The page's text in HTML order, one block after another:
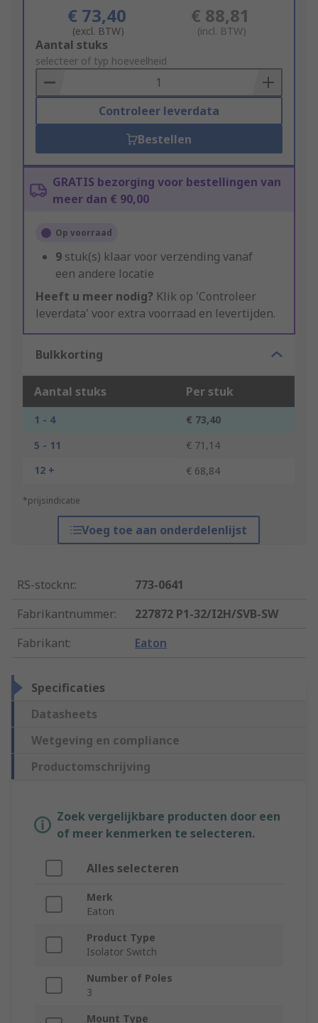
€ 73,40
(excl. BTW)
€ 88,81
(incl. BTW)
Add
to
Basket
Aantal stuks
selecteer of typ hoeveelheid
Controleer leverdata
Bestellen
GRATIS bezorging voor bestellingen van
meer dan € 90,00
Op voorraad
9 stuk(s) klaar voor verzending vanaf
een andere locatie
Heeft u meer nodig? Klik op 'Controleer
leverdata' voor extra voorraad en levertijden.
Bulkkorting
Aantal stuks Per stuk
1 - 4
€ 73,40
5 - 11
€ 71,14
12 +
€ 68,84
*prijsindicatie
Voeg toe aan onderdelenlijst
RS-stocknr.:
773-0641
Fabrikantnummer:
227872 P1-32/I2H/SVB-SW
Fabrikant: Eaton
Specificaties
Datasheets
Wetgeving en compliance
Productomschrijving
Zoek vergelijkbare producten door een
of meer kenmerken te selecteren.
Alles selecteren
Merk
Eaton
Product Type
Isolator Switch
Number of Poles
3
Mount Type